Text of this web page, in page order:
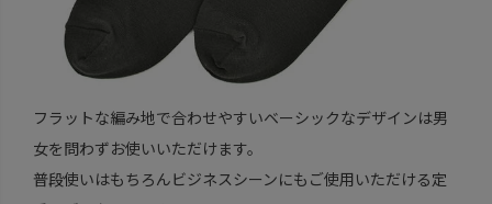
フラットな編み地で合わせやすいベーシックなデザインは男
女を問わずお使いいただけます。
普段使いはもちろんビジネスシーンにもご使用いただける定